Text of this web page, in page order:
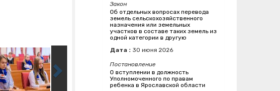
Закон
Об отдельных вопросах перевода
земель сельскохозяйственного
назначения или земельных
участков в составе таких земель из
одной категории в другую
Дата : 30 июня 2026
Постановление
О вступлении в должность
Уполномоченного по правам
ребенка в Ярославской области